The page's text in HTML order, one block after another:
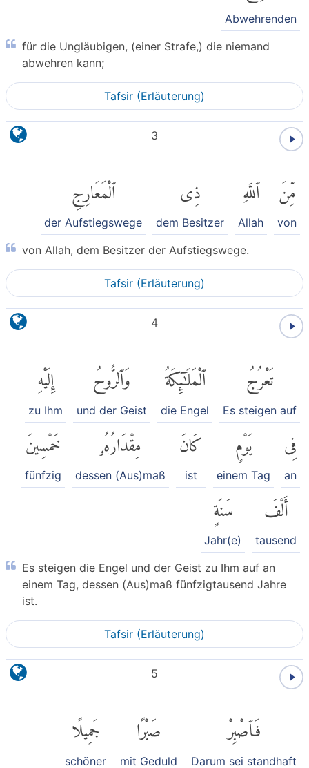
Abwehrenden
für die Ungläubigen, (einer Strafe,) die niemand
abwehren kann;
Tafsir (Erläuterung)
3
مِّنَ
von
ٱللَّهِ
Allah
ذِى
dem Besitzer
ٱلْمَعَارِجِ
der Aufstiegswege
von Allah, dem Besitzer der Aufstiegswege.
Tafsir (Erläuterung)
4
تَعْرُجُ
Es steigen auf
ٱلْمَلَٰٓئِكَةُ
die Engel
وَٱلرُّوحُ
und der Geist
إِلَيْهِ
zu Ihm
فِى
an
يَوْمٍ
einem Tag
كَانَ
ist
مِقْدَارُهُۥ
dessen (Aus)maß
خَمْسِينَ
fünfzig
أَلْفَ
tausend
سَنَةٍ
Jahr(e)
Es steigen die Engel und der Geist zu Ihm auf an
einem Tag, dessen (Aus)maß fünfzigtausend Jahre
ist.
Tafsir (Erläuterung)
5
فَٱصْبِرْ
Darum sei standhaft
صَبْرًا
mit Geduld
جَمِيلًا
schöner